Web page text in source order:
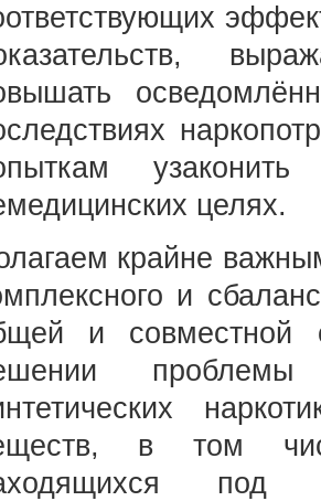
целях.
крайне
и
и совместной
проблемы
в том
под